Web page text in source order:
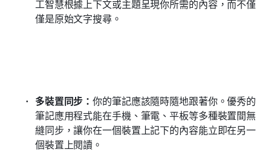
工智慧根據上下文或主題呈現你所需的內容，而不僅
僅是原始文字搜尋。
多裝置同步：你的筆記應該隨時隨地跟著你。優秀的
筆記應用程式能在手機、筆電、平板等多種裝置間無
縫同步，讓你在一個裝置上記下的內容能立即在另一
個裝置上閱讀。